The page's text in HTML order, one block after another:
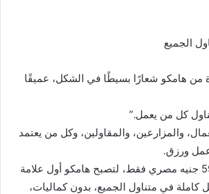
الجميع
من هامكو شعارًا بسيطًا في الشكل، عميقًا
كل من يعمل.”
والمزارعين، والمقاولين، وكل من يعتمد
ورزق.
بسعر يبدأ من 595,000 جنيه مصري فقط، لتصبح هامكو أول علامة
في متناول الجميع، بدون كماليات،